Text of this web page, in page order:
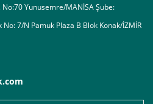
Yunusemre/MANİSA Şube:
7/N Pamuk Plaza B Blok Konak/İZMİR